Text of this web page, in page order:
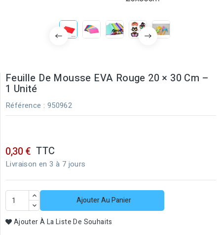
Feuille De Mousse EVA Rouge 20 × 30 Cm –
1 Unité
Référence : 950962
0,30 € TTC
Livraison en 3 à 7 jours
Ajouter Au Panier
Ajouter À La Liste De Souhaits